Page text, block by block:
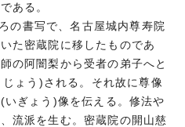
ある。
の書写で、名古屋城内尊寿院
た密蔵院に移したものであ
の阿闇梨から受者の弟子へと
ょう)される。それ故に尊像
ぎょう)像を伝える。修法や
流派を生む。密蔵院の開山慈